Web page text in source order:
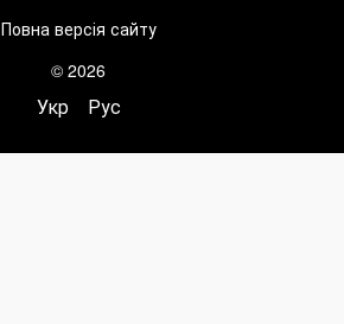
Повна версія сайту
© 2026
Укр Рус